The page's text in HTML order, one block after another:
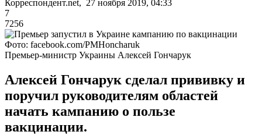
Корреспондент.net, 27 ноября 2019, 04:33
7
7256
Фото: facebook.com/PMHoncharuk
Премьер-министр Украины Алексей Гончарук
Алексей Гончарук сделал прививку и
поручил руководителям областей
начать кампанию о пользе
вакцинации.